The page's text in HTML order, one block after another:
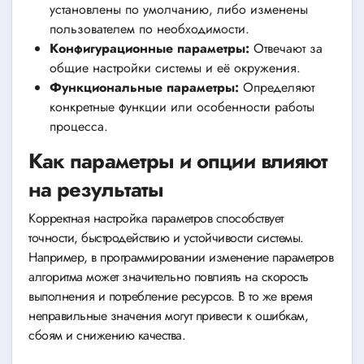
установлены по умолчанию, либо изменены
пользователем по необходимости.
Конфигурационные параметры: Отвечают за
общие настройки системы и её окружения.
Функциональные параметры: Определяют
конкретные функции или особенности работы
процесса.
Как параметры и опции влияют
на результаты
Корректная настройка параметров способствует
точности, быстродействию и устойчивости системы.
Например, в программировании изменение параметров
алгоритма может значительно повлиять на скорость
выполнения и потребление ресурсов. В то же время
неправильные значения могут привести к ошибкам,
сбоям и снижению качества.